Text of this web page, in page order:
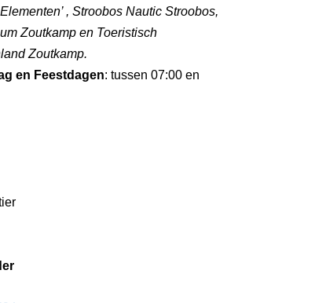
, Stroobos Nautic Stroobos,
Zoutkamp en Toeristisch
Zoutkamp.
en Feestdagen: tussen 07:00 en